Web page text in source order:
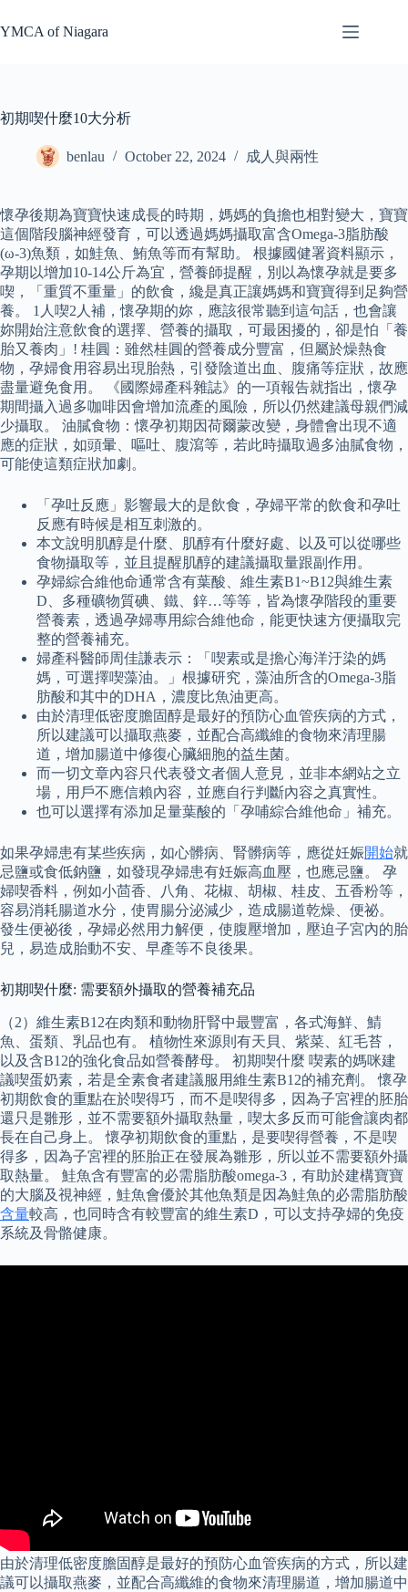
to
content
YMCA of Niagara
初期喫什麼10大分析
benlau October 22, 2024 成人與兩性
懷孕後期為寶寶快速成長的時期，媽媽的負擔也相對變大，寶寶
這個階段腦神經發育，可以透過媽媽攝取富含Omega-3脂肪酸
(ω-3)魚類，如鮭魚、鮪魚等而有幫助。 根據國健署資料顯示，
孕期以增加10-14公斤為宜，營養師提醒，別以為懷孕就是要多
喫，「重質不重量」的飲食，纔是真正讓媽媽和寶寶得到足夠營
養。 1人喫2人補，懷孕期的妳，應該很常聽到這句話，也會讓
妳開始注意飲食的選擇、營養的攝取，可最困擾的，卻是怕「養
胎又養肉」! 桂圓：雖然桂圓的營養成分豐富，但屬於燥熱食
物，孕婦食用容易出現胎熱，引發陰道出血、腹痛等症狀，故應
盡量避免食用。 《國際婦產科雜誌》的一項報告就指出，懷孕
期間攝入過多咖啡因會增加流產的風險，所以仍然建議母親們減
少攝取。 油膩食物：懷孕初期因荷爾蒙改變，身體會出現不適
應的症狀，如頭暈、嘔吐、腹瀉等，若此時攝取過多油膩食物，
可能使這類症狀加劇。
「孕吐反應」影響最大的是飲食，孕婦平常的飲食和孕吐
反應有時候是相互刺激的。
本文說明肌醇是什麼、肌醇有什麼好處、以及可以從哪些
食物攝取等，並且提醒肌醇的建議攝取量跟副作用。
孕婦綜合維他命通常含有葉酸、維生素B1~B12與維生素
D、多種礦物質碘、鐵、鋅…等等，皆為懷孕階段的重要
營養素，透過孕婦專用綜合維他命，能更快速方便攝取完
整的營養補充。
婦產科醫師周佳謙表示：「喫素或是擔心海洋汙染的媽
媽，可選擇喫藻油。」根據研究，藻油所含的Omega-3脂
肪酸和其中的DHA，濃度比魚油更高。
由於清理低密度膽固醇是最好的預防心血管疾病的方式，
所以建議可以攝取燕麥，並配合高纖維的食物來清理腸
道，增加腸道中修復心臟細胞的益生菌。
而一切文章內容只代表發文者個人意見，並非本網站之立
場，用戶不應信賴內容，並應自行判斷內容之真實性。
也可以選擇有添加足量葉酸的「孕哺綜合維他命」補充。
如果孕婦患有某些疾病，如心髒病、腎髒病等，應從妊娠開始就
忌鹽或食低鈉鹽，如發現孕婦患有妊娠高血壓，也應忌鹽。 孕
婦喫香料，例如小茴香、八角、花椒、胡椒、桂皮、五香粉等，
容易消耗腸道水分，使胃腸分泌減少，造成腸道乾燥、便祕。
發生便祕後，孕婦必然用力解便，使腹壓增加，壓迫子宮內的胎
兒，易造成胎動不安、早產等不良後果。
初期喫什麼: 需要額外攝取的營養補充品
（2）維生素B12在肉類和動物肝腎中最豐富，各式海鮮、鯖
魚、蛋類、乳品也有。 植物性來源則有天貝、紫菜、紅毛苔，
以及含B12的強化食品如營養酵母。 初期喫什麼 喫素的媽咪建
議喫蛋奶素，若是全素食者建議服用維生素B12的補充劑。 懷孕
初期飲食的重點在於喫得巧，而不是喫得多，因為子宮裡的胚胎
還只是雛形，並不需要額外攝取熱量，喫太多反而可能會讓肉都
長在自己身上。 懷孕初期飲食的重點，是要喫得營養，不是喫
得多，因為子宮裡的胚胎正在發展為雛形，所以並不需要額外攝
取熱量。 鮭魚含有豐富的必需脂肪酸omega-3，有助於建構寶寶
的大腦及視神經，鮭魚會優於其他魚類是因為鮭魚的必需脂肪酸
含量較高，也同時含有較豐富的維生素D，可以支持孕婦的免疫
系統及骨骼健康。
由於清理低密度膽固醇是最好的預防心血管疾病的方式，所以建
議可以攝取燕麥，並配合高纖維的食物來清理腸道，增加腸道中